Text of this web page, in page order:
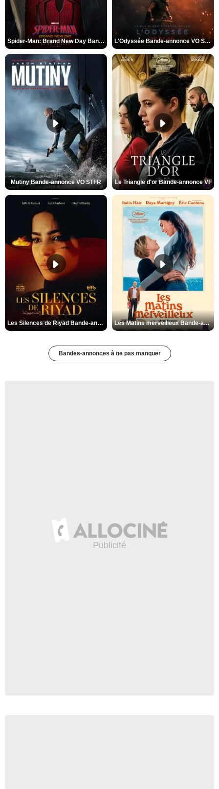
Spider-Man: Brand New Day Bande-annonce VO STFR L'Odyssée Bande-annonce VO STFR
Mutiny Bande-annonce VO STFR Le Triangle d'or Bande-annonce VF
Les Silences de Riyad Bande-annonce VO STFR Les Matins merveilleux Bande-annonce VF
Bandes-annonces à ne pas manquer